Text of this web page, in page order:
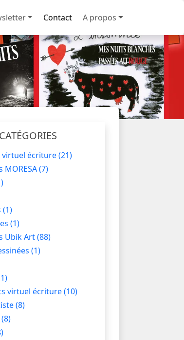
Contact A propos
CATÉGORIES
virtuel écriture(21)
MORESA(7)
(1)
(1)
Ubik Art(88)
(1)
virtuel écriture(10)
(8)
(8)